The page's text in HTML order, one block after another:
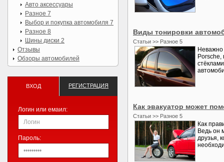
Виды тонировки
Статьи >> Разное 5
Неважно
Porsche,
Как эвакуатор может
Статьи >> Разное 5
Как
Ведь он
друзья,
Авто аксессуары
Разное 7
Выбор и покупка автомобиля 7
Разное 8
Шины диски 2
Отзывы
Обзоры автомобилей
ВХОД РЕГИСТРАЦИЯ
Логин или емаил:
Пароль: